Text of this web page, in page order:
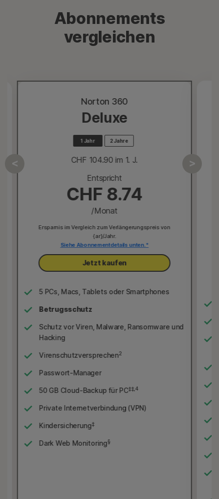
Abonnements
vergleichen
Norton 360
Deluxe
1 Jahr 2 Jahre
CHF 104.90 im 1. J.
Entspricht
CHF 8.74
/Monat
Ersparnis im Vergleich zum Verlängerungspreis von
{ar}/Jahr.
Siehe Abonnementdetails unten.*
Jetzt kaufen
5 PCs, Macs, Tablets oder Smartphones
Betrugsschutz
Schutz vor Viren, Malware, Ransomware und
Hacking
Virenschutzversprechen2
Passwort-Manager
50 GB Cloud-Backup für PC‡‡,4
Private Internetverbindung (VPN)
Kindersicherung‡
Dark Web Monitoring§